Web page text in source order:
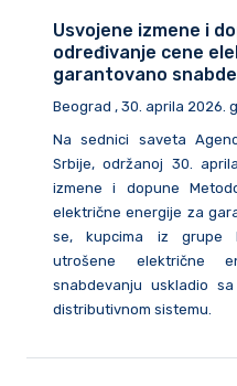
Usvojene izmene i
određivanje cene
garantovano
Beograd , 30. aprila 2026.
Na sednici saveta
Srbije, održanoj 30.
izmene i dopune
električne energije za
se, kupcima iz grupe
utrošene električne
snabdevanju uskladio
distributivnom sistemu.